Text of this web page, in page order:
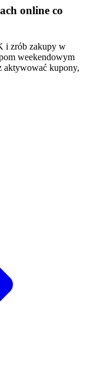
online co
i zrób zakupy w
weekendowym
aktywować kupony,